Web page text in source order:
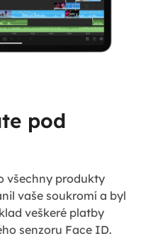
pod
všechny produkty
vaše soukromí a byl
veškeré platby
senzoru Face ID.